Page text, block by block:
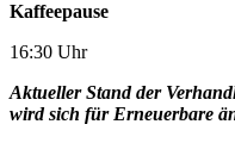
Kaffeepause
16:30 Uhr
Aktueller Stand der
wird sich für Erneuerbare